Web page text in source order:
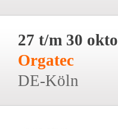
27 t/m 30
Orgatec
DE-Köln